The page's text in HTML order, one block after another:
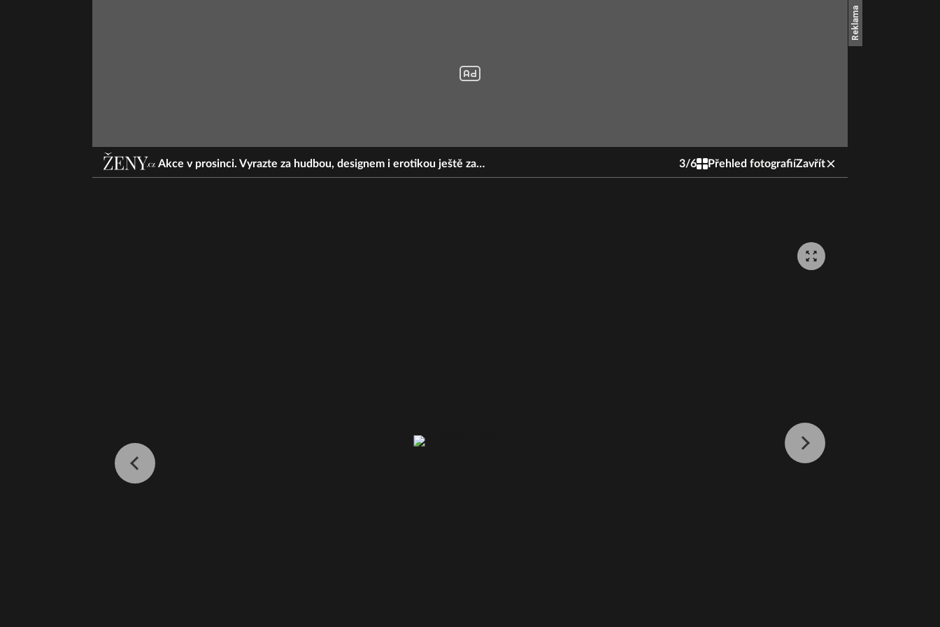
Akce v prosinci. Vyrazte za hudbou, designem i erotikou ještě za… 3/6 Přehled fotografiíZavřít